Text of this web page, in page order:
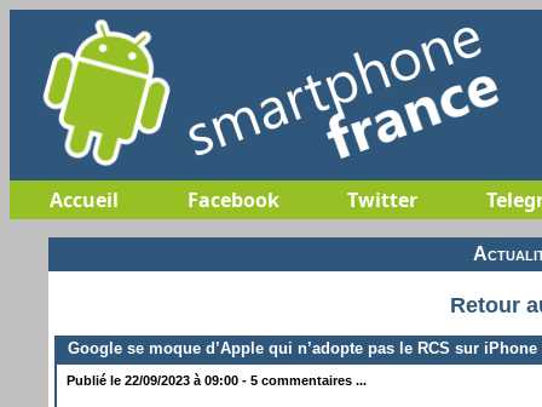
Accueil Facebook Twitter
Retour
Google se moque d’Apple qui n’adopte pas le RCS sur iPhone
Publié le 22/09/2023 à 09:00 - 5 commentaires ...